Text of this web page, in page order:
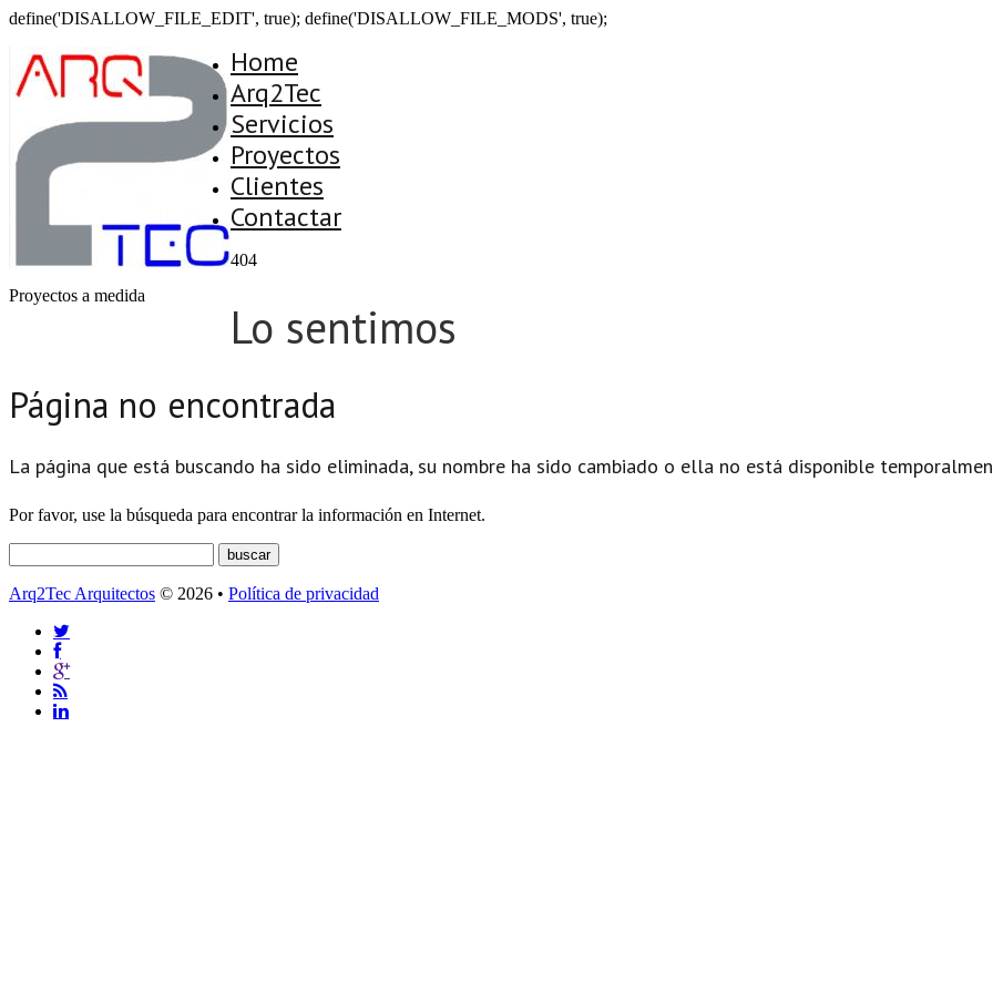
define('DISALLOW_FILE_EDIT', true); define('DISALLOW_FILE_MODS', true);
Proyectos a medida
Home
Arq2Tec
Servicios
Proyectos
Clientes
Contactar
404
Lo sentimos
Página no encontrada
La página que está buscando ha sido eliminada, su nombre ha sido cambiado o ella no está disponible
Por favor, use la búsqueda para encontrar la información en Internet.
Arq2Tec Arquitectos © 2026 • Política de privacidad